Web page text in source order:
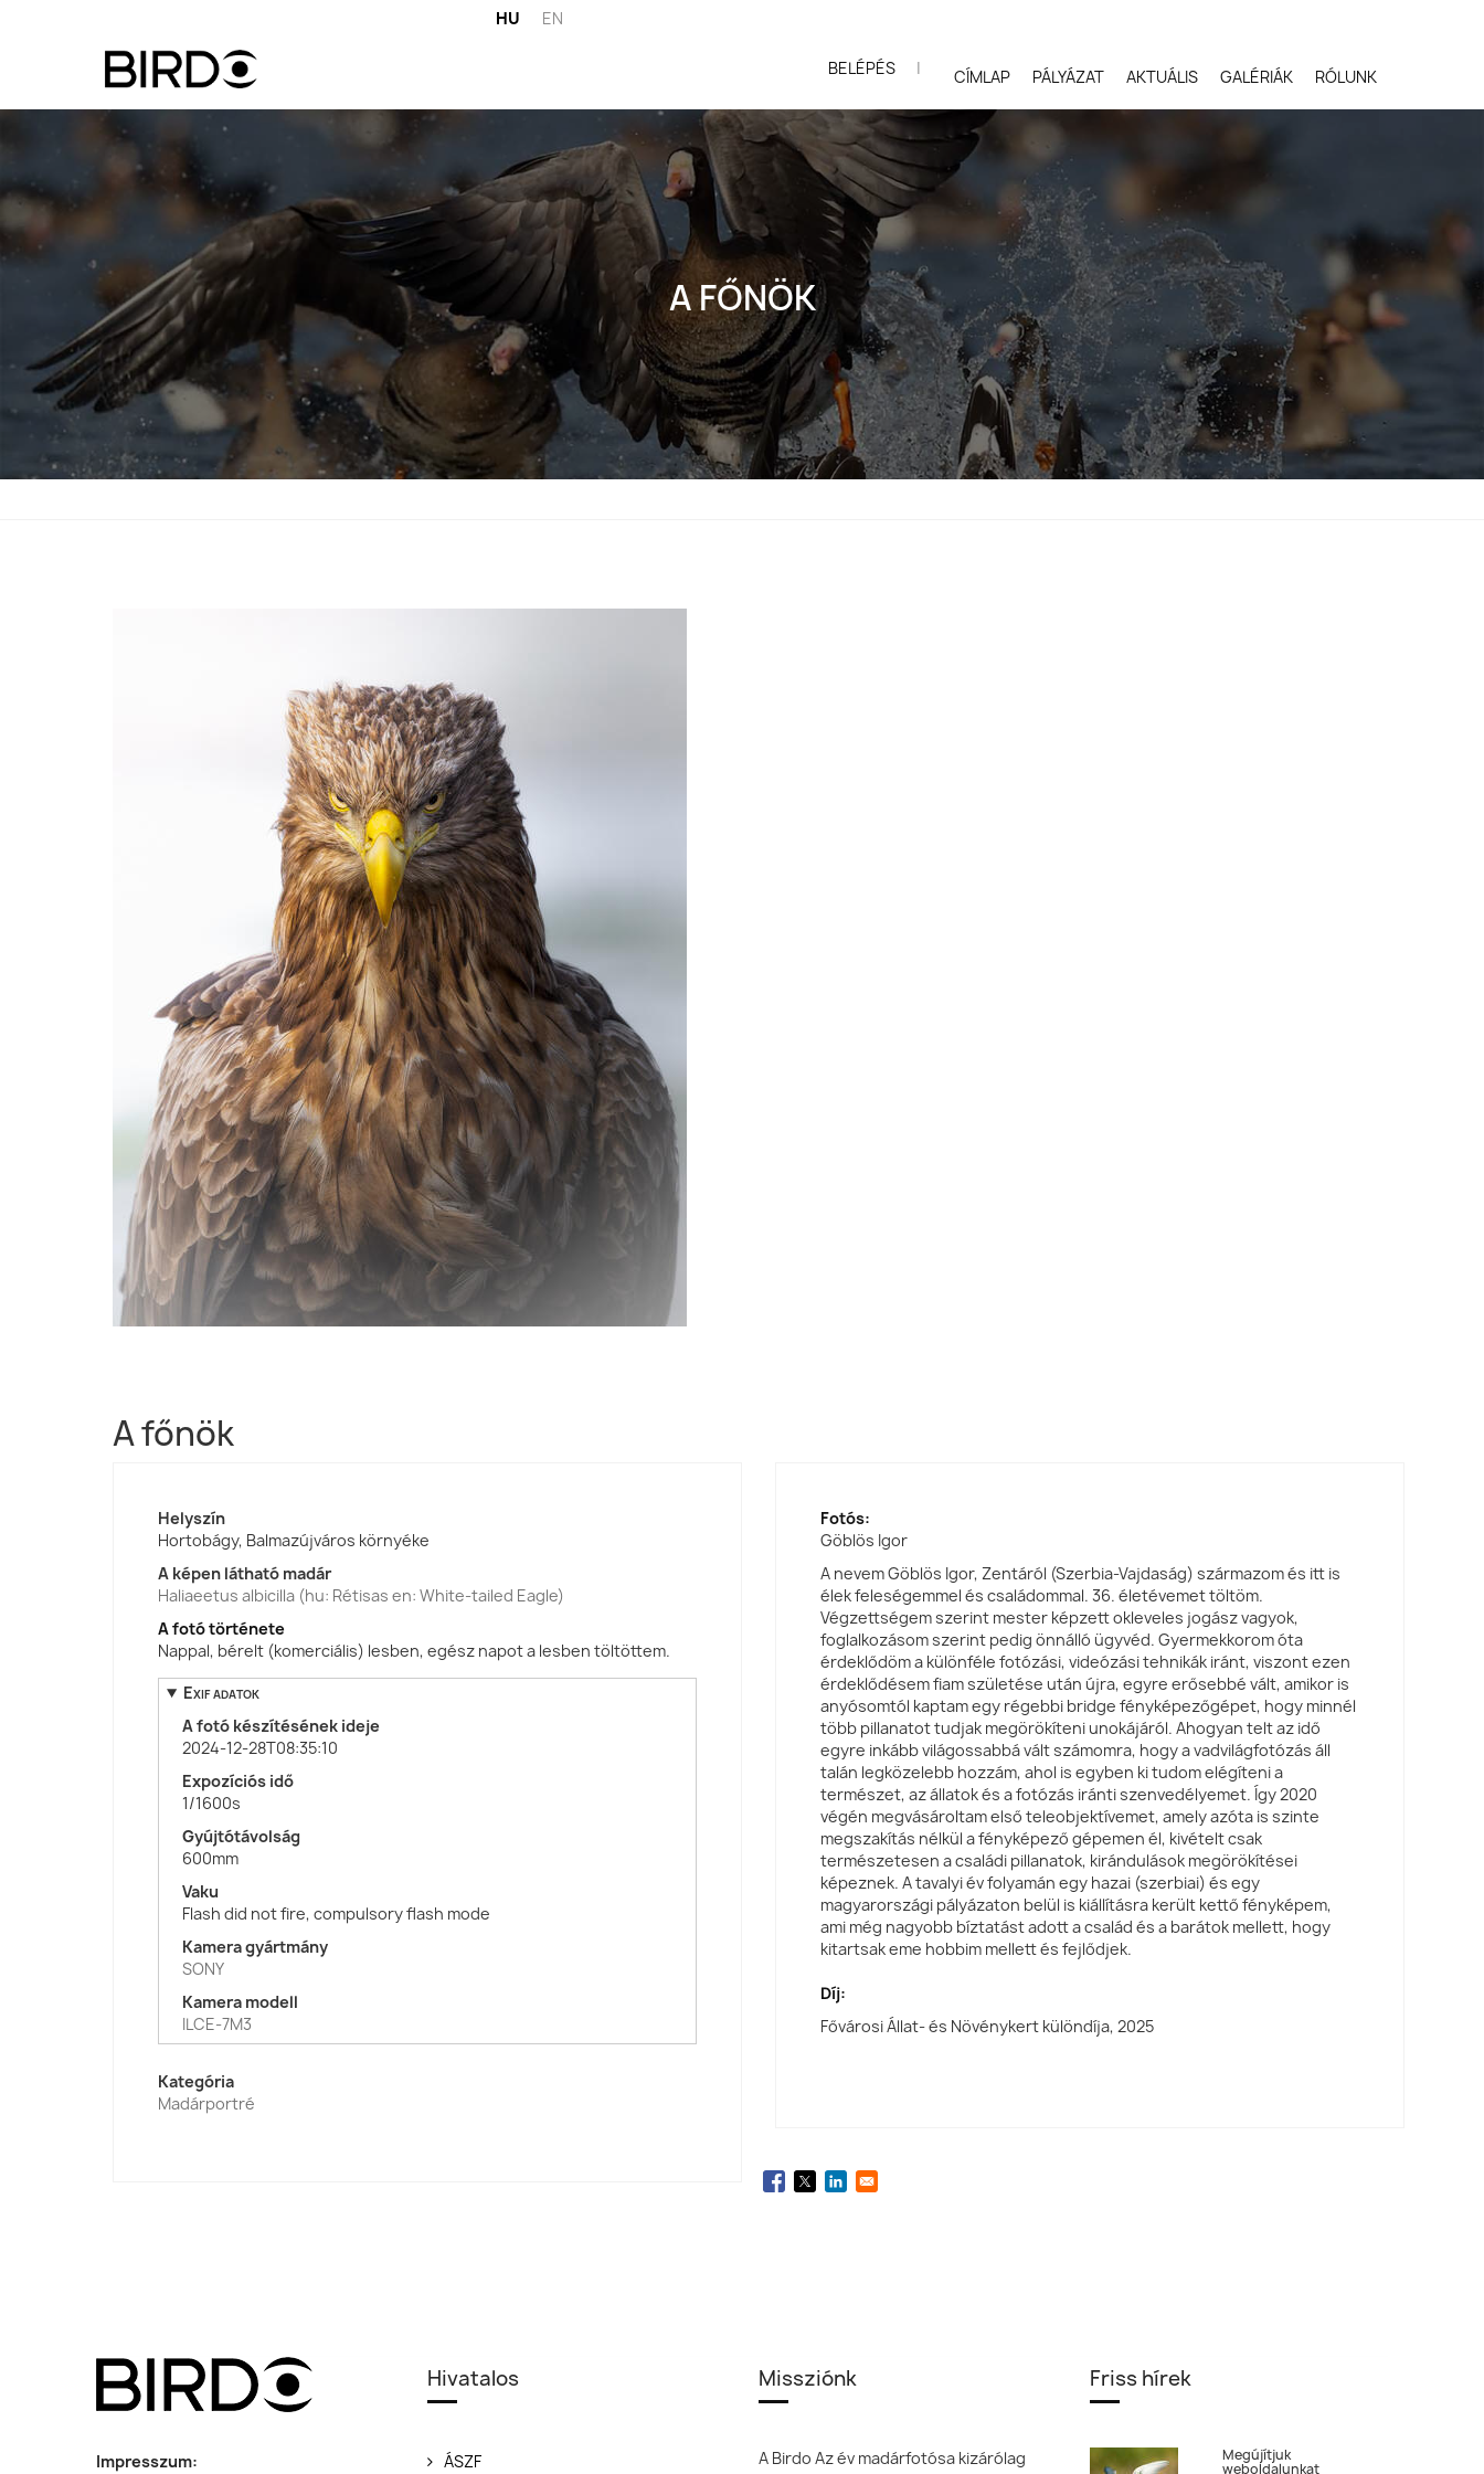
HU EN
CÍMLAP PÁLYÁZAT
Robert Gloeckner,
Egyesült Államok
Svetlana Ivanenko,
Oroszország
Terje Kolaas, Norvégia
Lóki Csaba,
Potyó Imre,
AKTUÁLIS GALÉRIÁK RÓLUNK
fiók
menüje
BELÉPÉS |
A FŐNÖK
A főnök
Helyszín
Hortobágy, Balmazújváros környéke
A képen látható madár
Haliaeetus albicilla (hu: Rétisas en: White-tailed Eagle)
A fotó története
Nappal, bérelt (komerciális) lesben, egész napot a lesben töltöttem.
Exif adatok
A fotó készítésének ideje
2024-12-28T08:35:10
Expozíciós idő
1/1600s
Gyújtótávolság
600mm
Vaku
Flash did not fire, compulsory flash mode
Kamera gyártmány
SONY
Kamera modell
ILCE-7M3
Kategória
Madárportré
Fotós:
Göblös Igor
A nevem Göblös Igor, Zentáról (Szerbia-Vajdaság) származom és itt is
élek feleségemmel és családommal. 36. életévemet töltöm.
Végzettségem szerint mester képzett okleveles jogász vagyok,
foglalkozásom szerint pedig önnálló ügyvéd. Gyermekkorom óta
érdeklődöm a különféle fotózási, videózási tehnikák iránt, viszont ezen
érdeklődésem fiam születése után újra, egyre erősebbé vált, amikor is
anyósomtól kaptam egy régebbi bridge fényképezőgépet, hogy minnél
több pillanatot tudjak megörökíteni unokájáról. Ahogyan telt az idő
egyre inkább világossabbá vált számomra, hogy a vadvilágfotózás áll
talán legközelebb hozzám, ahol is egyben ki tudom elégíteni a
természet, az állatok és a fotózás iránti szenvedélyemet. Így 2020
végén megvásároltam első teleobjektívemet, amely azóta is szinte
megszakítás nélkül a fényképező gépemen él, kivételt csak
természetesen a családi pillanatok, kirándulások megörökítései
képeznek. A tavalyi év folyamán egy hazai (szerbiai) és egy
magyarországi pályázaton belül is kiállításra került kettő fényképem,
ami még nagyobb bíztatást adott a család és a barátok mellett, hogy
kitartsak eme hobbim mellett és fejlődjek.
Díj:
Fővárosi Állat- és Növénykert különdíja, 2025
Impresszum:
Hivatalos
ÁSZF
Missziónk
A Birdo Az év madárfotósa kizárólag
Friss hírek
Megújítjuk
weboldalunkat